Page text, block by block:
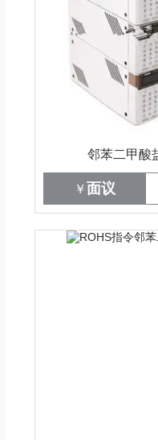
邻苯二甲酸
￥ 面议